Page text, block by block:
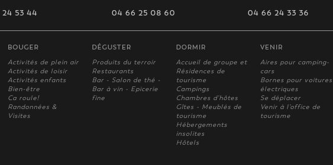
53 44 04 66 25 08 60 04 66 24 33 36
BOUGER
Activités de plein air
Activités de loisir
Activités enfants
Bien-être
Ca roule!
Randonnées &
Visites
DÉGUSTER
Produits du terroir
Restaurants
Bar - Salon de thé -
Bar à vin - Epicerie
fine
DORMIR
Accueil de groupe et
Résidences de
tourisme
Campings
Chambres d'hôtes
Gîtes - Meublés de
tourisme
Hébergements
insolites
Hôtels
VENIR
Aires pour camping-
cars
Bornes pour voitures
électriques
Se déplacer
Venir à l'office de
tourisme